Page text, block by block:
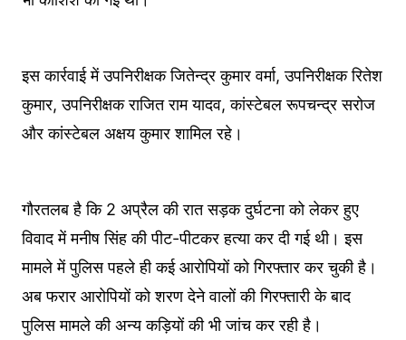
इस कार्रवाई में उपनिरीक्षक जितेन्द्र कुमार वर्मा, उपनिरीक्षक रितेश
कुमार, उपनिरीक्षक राजित राम यादव, कांस्टेबल रूपचन्द्र सरोज
और कांस्टेबल अक्षय कुमार शामिल रहे।
गौरतलब है कि 2 अप्रैल की रात सड़क दुर्घटना को लेकर हुए
विवाद में मनीष सिंह की पीट-पीटकर हत्या कर दी गई थी। इस
मामले में पुलिस पहले ही कई आरोपियों को गिरफ्तार कर चुकी है।
अब फरार आरोपियों को शरण देने वालों की गिरफ्तारी के बाद
पुलिस मामले की अन्य कड़ियों की भी जांच कर रही है।